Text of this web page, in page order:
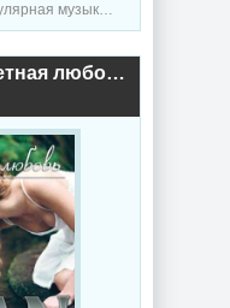
музыка / Альбомы музыка
Игорь Balan - Безответная любовь (2022) торрент